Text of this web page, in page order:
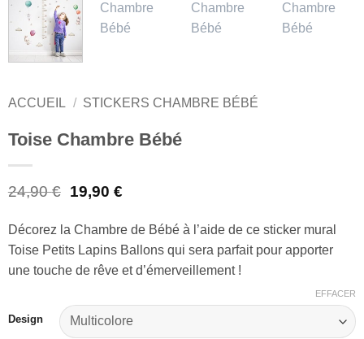
ACCUEIL / STICKERS CHAMBRE BÉBÉ
Toise Chambre Bébé
24,90€ Le
initial
était :
24,90 €.
19,90 €Le
actuel
est :
19,90 €.
Décorez la Chambre de Bébé à l’aide de ce sticker mural
Toise Petits Lapins Ballons qui sera parfait pour apporter
une touche de rêve et d’émerveillement !
Design
EFFACER